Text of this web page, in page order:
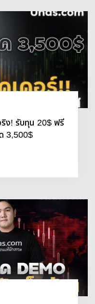
ง! รับทุน 20$ ฟรี
3,500$